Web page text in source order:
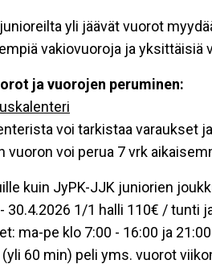
yli jäävät vuorot
vakiovuoroja ja yksittäisiä
ja vuorojen peruminen:
voi tarkistaa varaukset
vuoron voi perua 7 vrk
kuin JyPK-JJK juniorien
30.4.2026 1/1 halli 110€ / tunti
ma-pe klo 7:00 - 16:00 ja
60 min) peli yms. vuorot